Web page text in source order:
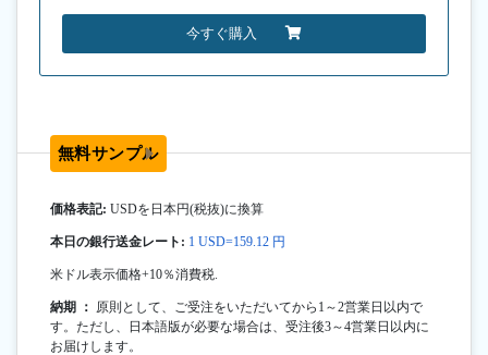
今すぐ購入
無料サンプル
価格表記: USDを日本円(税抜)に換算
本日の銀行送金レート: 1 USD=159.12 円
米ドル表示価格+10％消費税.
納期 ： 原則として、ご受注をいただいてから1～2営業日以内で
す。ただし、日本語版が必要な場合は、受注後3～4営業日以内に
お届けします。